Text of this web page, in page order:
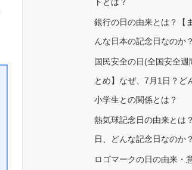
銀行の日の由来とは？【
んな日本の記念日なのか？
国民安全の日(全国安全週
とめ】なぜ、7月1日？ど
小学生との関係とは？
熱気球記念日の由来とは
日、どんな記念日なのか？
ロゴマークの日の由来・